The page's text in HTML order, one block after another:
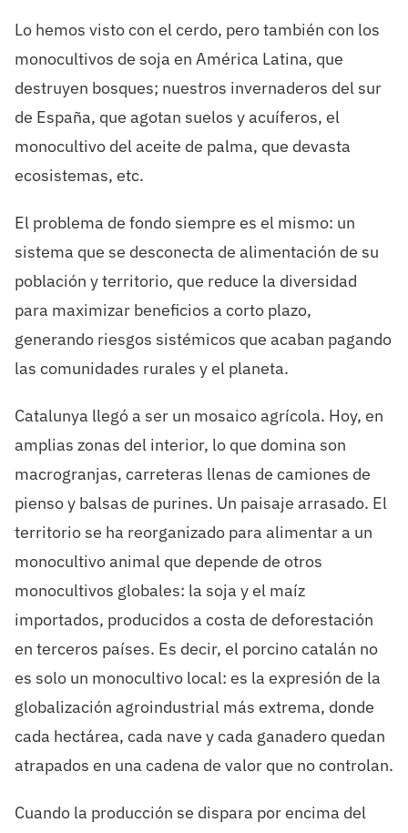
Lo hemos visto con el cerdo, pero también con los
monocultivos de soja en América Latina, que
destruyen bosques; nuestros invernaderos del sur
de España, que agotan suelos y acuíferos, el
monocultivo del aceite de palma, que devasta
ecosistemas, etc.
El problema de fondo siempre es el mismo: un
sistema que se desconecta de alimentación de su
población y territorio, que reduce la diversidad
para maximizar beneficios a corto plazo,
generando riesgos sistémicos que acaban pagando
las comunidades rurales y el planeta.
Catalunya llegó a ser un mosaico agrícola. Hoy, en
amplias zonas del interior, lo que domina son
macrogranjas, carreteras llenas de camiones de
pienso y balsas de purines. Un paisaje arrasado. El
territorio se ha reorganizado para alimentar a un
monocultivo animal que depende de otros
monocultivos globales: la soja y el maíz
importados, producidos a costa de deforestación
en terceros países. Es decir, el porcino catalán no
es solo un monocultivo local: es la expresión de la
globalización agroindustrial más extrema, donde
cada hectárea, cada nave y cada ganadero quedan
atrapados en una cadena de valor que no controlan.
Cuando la producción se dispara por encima del